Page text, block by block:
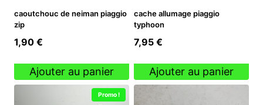
caoutchouc de neiman piaggio
zip
1,90 €
Ajouter au panier
cache allumage piaggio
typhoon
7,95 €
Ajouter au panier
Promo !